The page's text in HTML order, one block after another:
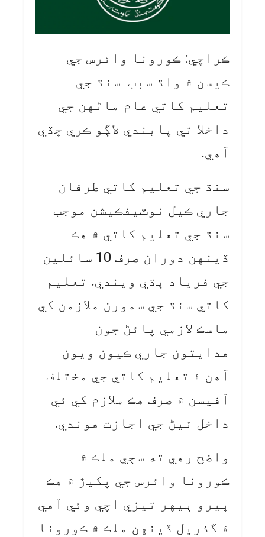
ڪراچي: ڪورونا وائرس جي
ڪيسن ۾ واڌ سبب سنڌ جي
تعليم کاتي عام ماڻهن جي
داخلا تي پابندي لاڳو ڪري ڇڏي
آهي.
سنڌ جي تعليم کاتي طرفان
جاري ڪيل نوٽيفڪيشن موجب
سنڌ جي تعليم کاتي ۾ هڪ
ڏينهن دوران صرف 10 سائلين
جي فرياد ٻڌي ويندي. تعليم
کاتي سنڌ جي سمورن ملازمن کي
ماسڪ لازمي پائڻ جون
هدايتون جاري ڪيون ويون
آهن ۽ تعليم کاتي جي مختلف
آفيسن ۾ صرف هڪ ملازم کي ئي
داخل ٿيڻ جي اجازت هوندي.
واضح رهي ته سڄي ملڪ ۾
ڪورونا وائرس جي پکيڙ ۾ هڪ
ڀيرو ٻيهر تيزي اچي وئي آهي
۽ گذريل ڏينهن ملڪ ۾ ڪورونا